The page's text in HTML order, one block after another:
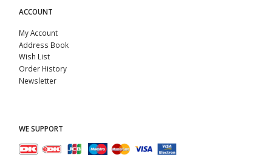
ACCOUNT
My Account
Address Book
Wish List
Order History
Newsletter
WE SUPPORT